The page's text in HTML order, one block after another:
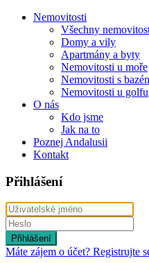
Nemovitosti
Všechny
Domy a vily
Apartmány a byty
Nemovitosti u moře
Nemovitosti s
Nemovitosti u golfu
O nás
Kdo jsme
Jak na to
Poznej Andalusii
Kontakt
Přihlášení
Přihlášení
Máte zájem o účet? Registrujte